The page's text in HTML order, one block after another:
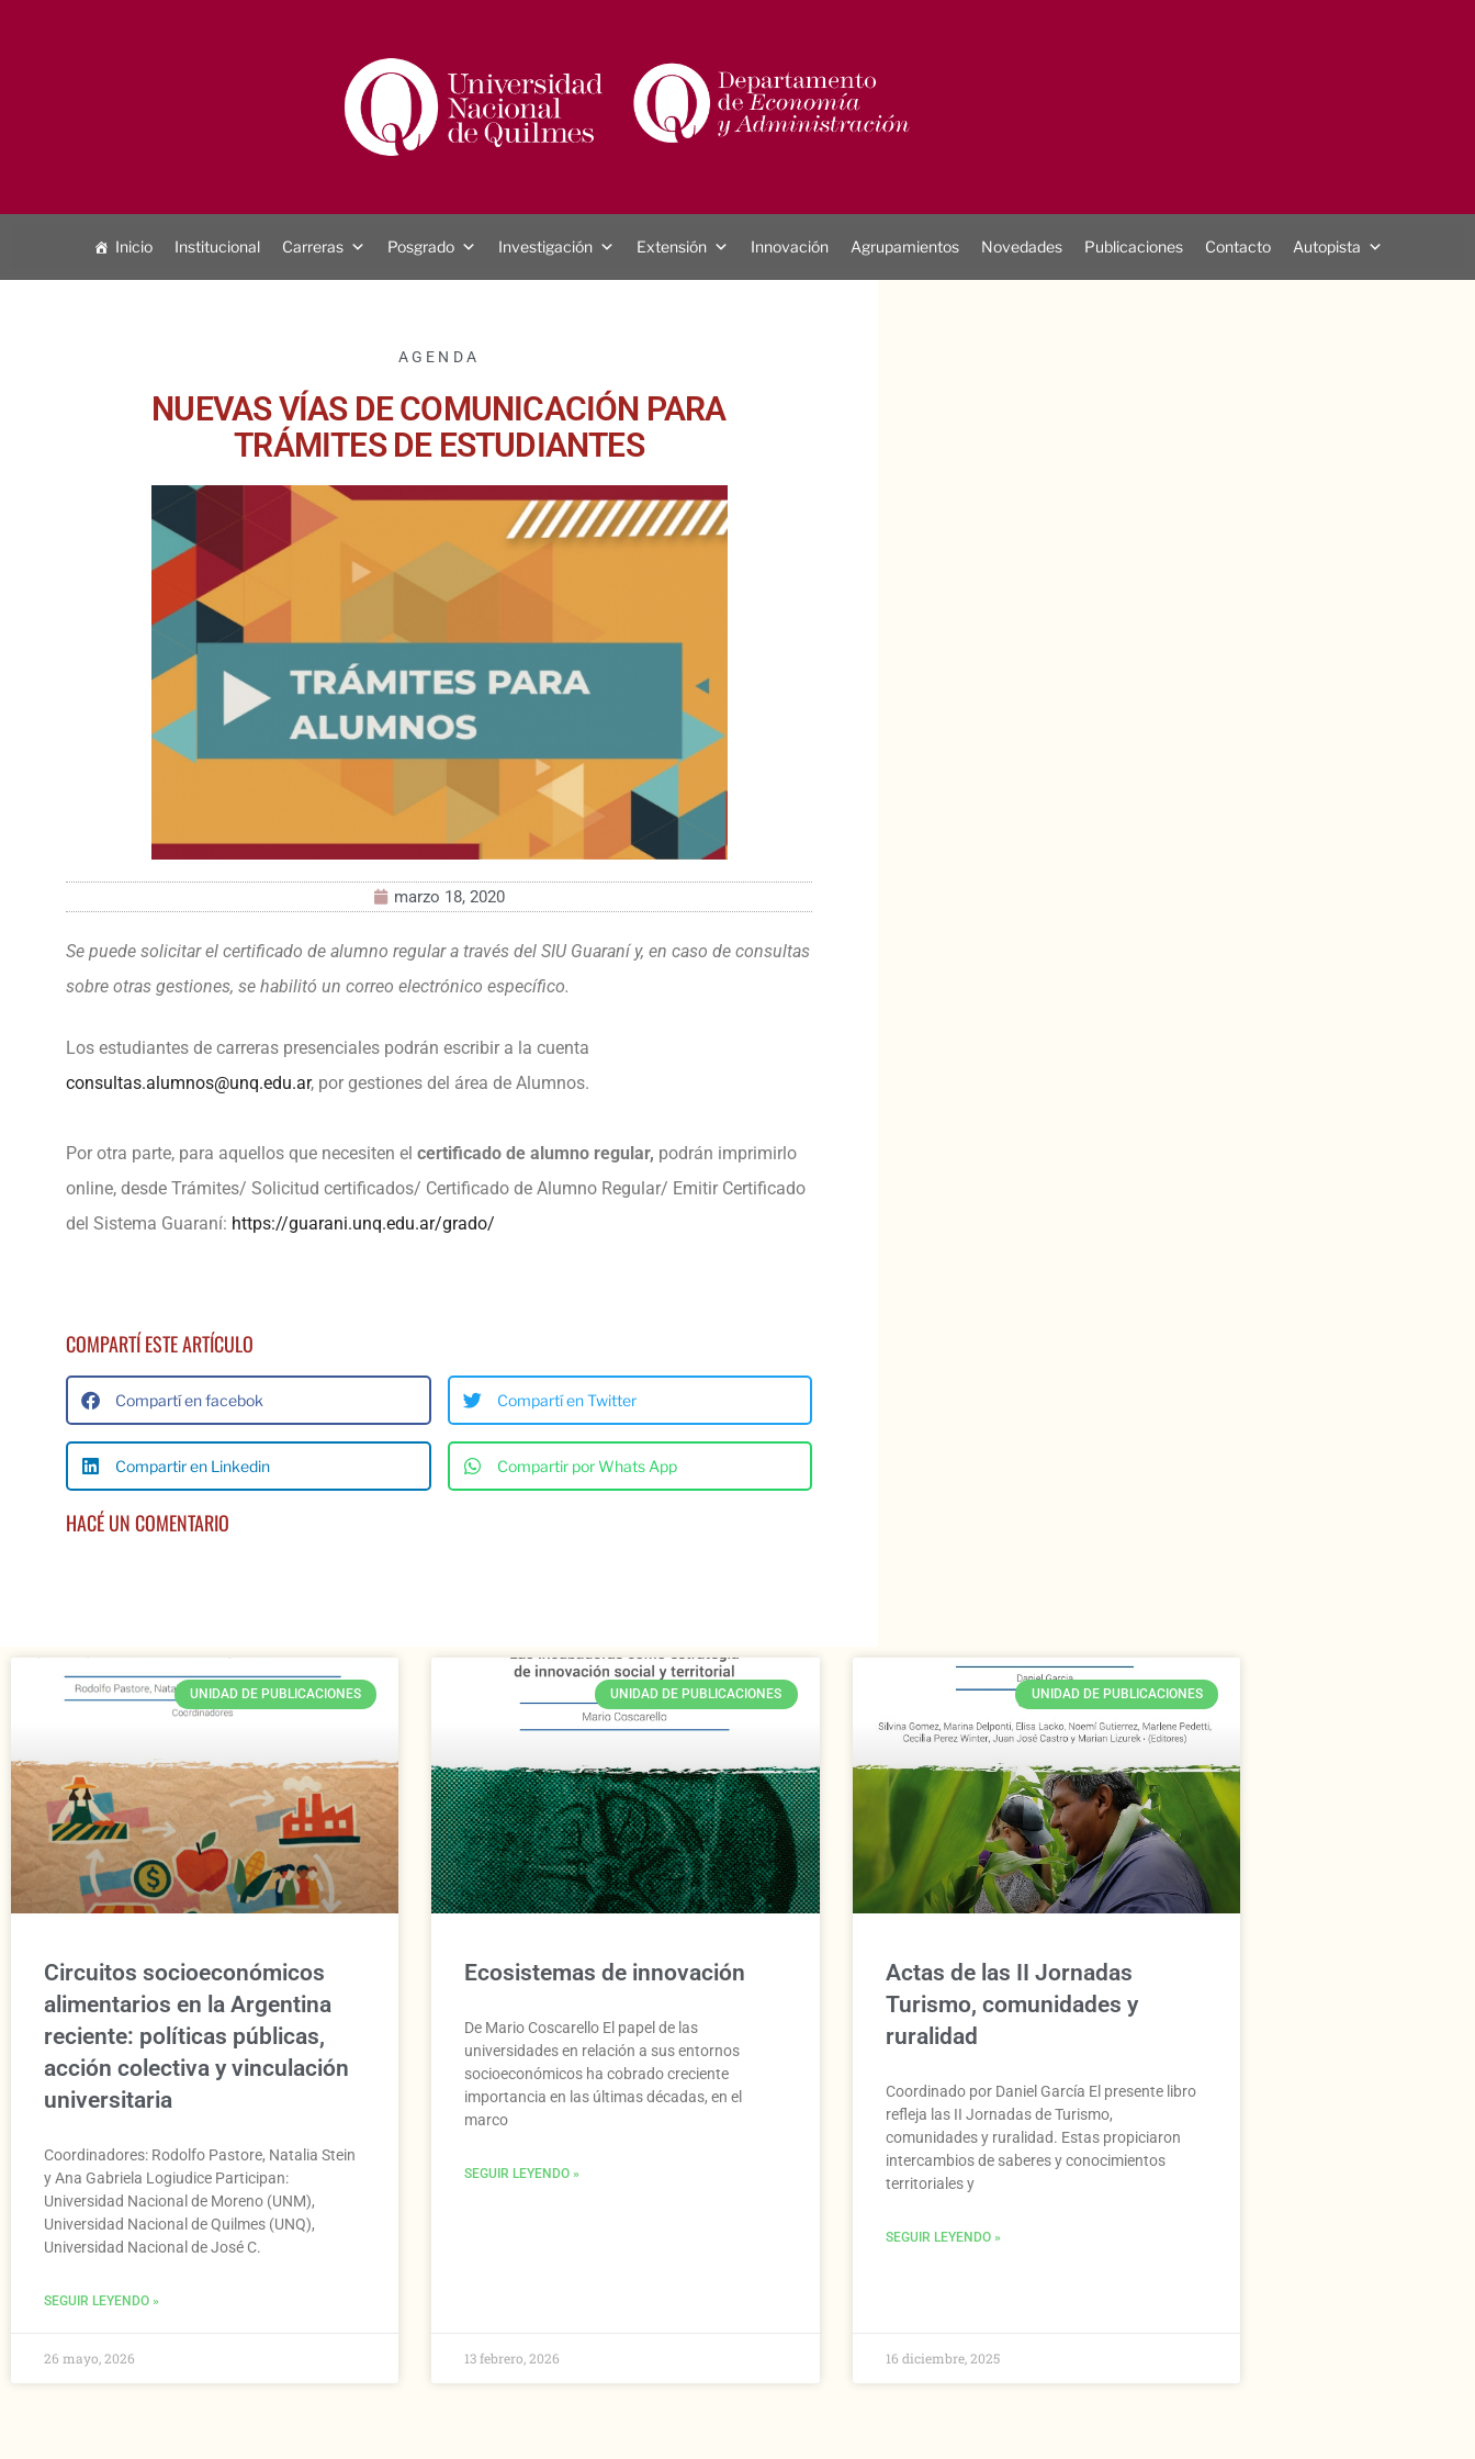
Inicio Institucional Carreras Posgrado Investigación Extensión Innovación Agrupamientos Novedades Publicaciones Contacto Autopista
AGENDA
NUEVAS VÍAS DE COMUNICACIÓN PARA
TRÁMITES DE ESTUDIANTES
marzo 18, 2020
Se puede solicitar el certificado de alumno regular a través del SIU Guaraní y, en caso de consultas
sobre otras gestiones, se habilitó un correo electrónico específico.
Los estudiantes de carreras presenciales podrán escribir a la cuenta
consultas.alumnos@unq.edu.ar, por gestiones del área de Alumnos.
Por otra parte, para aquellos que necesiten el certificado de alumno regular, podrán imprimirlo
online, desde Trámites/ Solicitud certificados/ Certificado de Alumno Regular/ Emitir Certificado
del Sistema Guaraní: https://guarani.unq.edu.ar/grado/
COMPARTÍ ESTE ARTÍCULO
Compartí en facebok Compartí en Twitter
Compartir en Linkedin Compartir por Whats App
HACÉ UN COMENTARIO
UNIDAD DE PUBLICACIONES
Circuitos socioeconómicos
alimentarios en la Argentina
reciente: políticas públicas,
acción colectiva y vinculación
universitaria
Coordinadores: Rodolfo Pastore, Natalia Stein
y Ana Gabriela Logiudice Participan:
Universidad Nacional de Moreno (UNM),
Universidad Nacional de Quilmes (UNQ),
Universidad Nacional de José C.
SEGUIR LEYENDO »
26 mayo, 2026
UNIDAD DE PUBLICACIONES
Ecosistemas de innovación
De Mario Coscarello El papel de las
universidades en relación a sus entornos
socioeconómicos ha cobrado creciente
importancia en las últimas décadas, en el
marco
SEGUIR LEYENDO »
13 febrero, 2026
UNIDAD DE PUBLICACIONES
Actas de las II Jornadas
Turismo, comunidades y
ruralidad
Coordinado por Daniel García El presente libro
refleja las II Jornadas de Turismo,
comunidades y ruralidad. Estas propiciaron
intercambios de saberes y conocimientos
territoriales y
SEGUIR LEYENDO »
16 diciembre, 2025